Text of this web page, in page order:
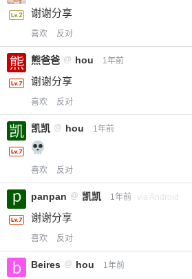
谢谢分享
喜欢 反对
熊爸爸 @ hou 1年前
谢谢分享
喜欢 反对
凯凯 @ hou 1年前
喜欢 反对
panpan @ 凯凯 1年前 via Android
谢谢分享
喜欢 反对
Beires @ hou 1年前